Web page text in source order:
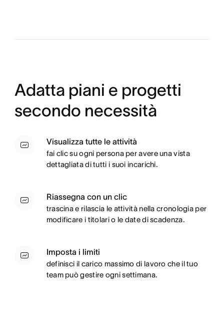
Adatta piani e progetti
secondo necessità
Visualizza tutte le attività
fai clic su ogni persona per avere una vista
dettagliata di tutti i suoi incarichi.
Riassegna con un clic
trascina e rilascia le attività nella cronologia per
modificare i titolari o le date di scadenza.
Imposta i limiti
definisci il carico massimo di lavoro che il tuo
team può gestire ogni settimana.